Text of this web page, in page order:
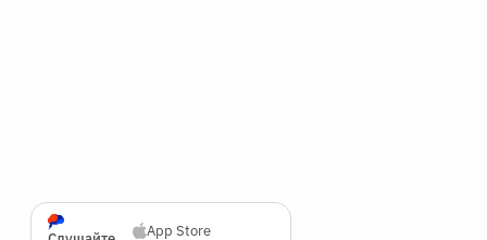
App Store